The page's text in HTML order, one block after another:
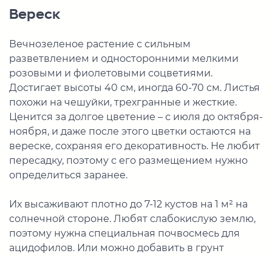
Вереск
Вечнозеленое растение с сильным
разветвлением и односторонними мелкими
розовыми и фиолетовыми соцветиями.
Достигает высоты 40 см, иногда 60-70 см. Листья
похожи на чешуйки, трехгранные и жесткие.
Ценится за долгое цветение – с июля до октября-
ноября, и даже после этого цветки остаются на
вереске, сохраняя его декоративность. Не любит
пересадку, поэтому с его размещением нужно
определиться заранее.
Их высаживают плотно до 7-12 кустов на 1 м² на
солнечной стороне. Любят слабокислую землю,
поэтому нужна специальная почвосмесь для
ацидофилов. Или можно добавить в грунт